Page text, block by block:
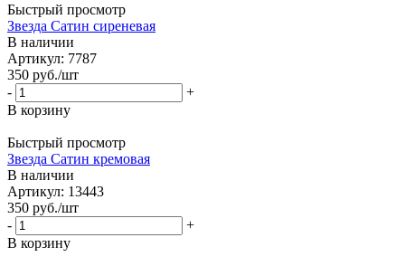
Быстрый просмотр
Звезда Сатин сиреневая
В наличии
Артикул: 7787
350 руб./шт
-
+
В корзину
Быстрый просмотр
Звезда Сатин кремовая
В наличии
Артикул: 13443
350 руб./шт
-
+
В корзину